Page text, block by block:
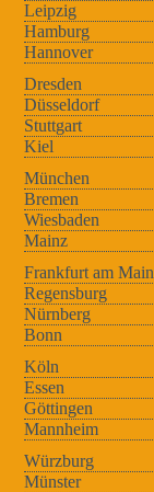
Leipzig
Hamburg
Hannover
Dresden
Düsseldorf
Stuttgart
Kiel
München
Bremen
Wiesbaden
Mainz
Frankfurt am Main
Regensburg
Nürnberg
Bonn
Köln
Essen
Göttingen
Mannheim
Würzburg
Münster